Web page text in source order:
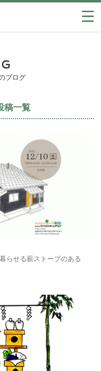
ブログ
稿一覧
らせる薪ストーブのある